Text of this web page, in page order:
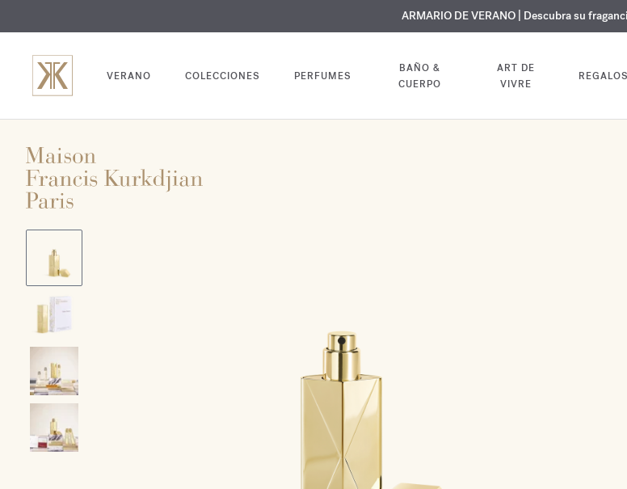
EXCLUSIVO | Descubra la nueva fragancia OUD
GRABADO GRATUITO | En todas las fragancias y aceites
ARMARIO DE VERANO | Descubra su
VERANO COLECCIONES PERFUMES
BAÑO &
CUERPO
ART DE
VIVRE
REGALOS